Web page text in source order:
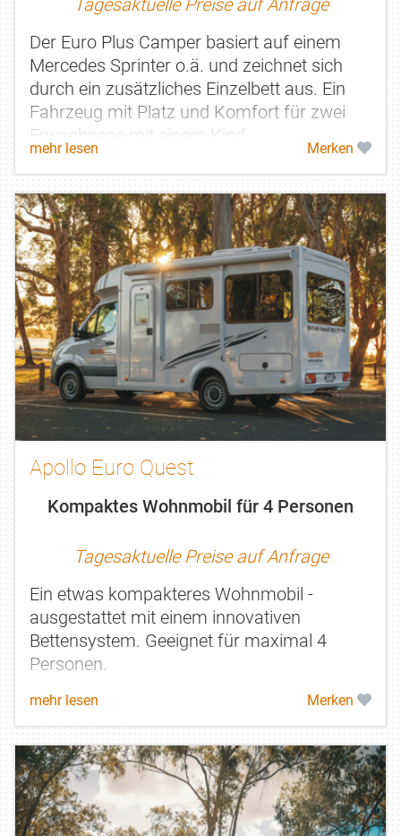
Der Euro Plus Camper basiert auf einem
Mercedes Sprinter o.ä. und zeichnet sich
durch ein zusätzliches Einzelbett aus. Ein
Fahrzeug mit Platz und Komfort für zwei
Erwachsene mit einem Kind.
mehr lesen Merken
Apollo Euro Quest
Kompaktes Wohnmobil für 4 Personen
Tagesaktuelle Preise auf Anfrage
Ein etwas kompakteres Wohnmobil -
ausgestattet mit einem innovativen
Bettensystem. Geeignet für maximal 4
Personen.
mehr lesen Merken